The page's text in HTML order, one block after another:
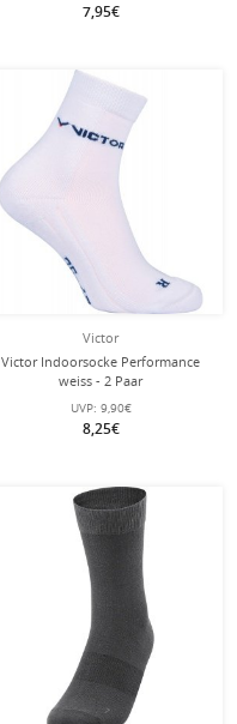
7,95€
Victor
Victor Indoorsocke Performance
weiss - 2 Paar
UVP: 9,90€
8,25€